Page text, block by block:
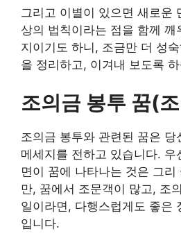
그리고 이별이 있으면 새로운
상의 법칙이라는 점을 함께 깨
지이기도 하니, 조금만 더 성
을 정리하고, 이겨내 보도록
조의금 봉투 꿈(
조의금 봉투와 관련된 꿈은 당
메세지를 전하고 있습니다.
면이 꿈에 나타나는 것은 그리
만, 꿈에서 조문객이 많고, 조
일이라면, 다행스럽게도 좋은
입니다.